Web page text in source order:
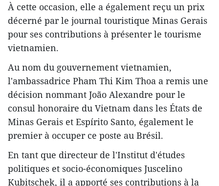
À cette occasion, elle a également reçu un prix
décerné par le journal touristique Minas Gerais
pour ses contributions à présenter le tourisme
vietnamien.
Au nom du gouvernement vietnamien,
l'ambassadrice Pham Thi Kim Thoa a remis une
décision nommant João Alexandre pour le
consul honoraire du Vietnam dans les États de
Minas Gerais et Espírito Santo, également le
premier à occuper ce poste au Brésil.
En tant que directeur de l'Institut d'études
politiques et socio-économiques Juscelino
Kubitschek, il a apporté ses contributions à la